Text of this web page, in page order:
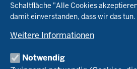
Schaltfläche "Alle Cookies
damit einverstanden, dass wir das tun.
Weitere Informationen
Notwendig
Tierhaltung
Markt
Umstellung
Recht
Bioland
Naturland
Versuche
Leitbetriebe Ökologischer Landbau
Versuchsbetriebe
WRRL-Modellbetriebe